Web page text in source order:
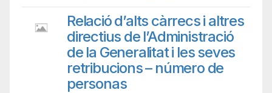
Relació d’alts càrrecs i altres
directius de l’Administració
de la Generalitat i les seves
retribucions – número de
personas